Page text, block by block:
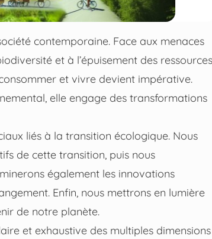
contemporaine. Face aux menaces
et à l’épuisement des ressources
et vivre devient impérative.
elle engage des transformations
liés à la transition écologique. Nous
de cette transition, puis nous
également les innovations
Enfin, nous mettrons en lumière
de notre planète.
et exhaustive des multiples dimensions